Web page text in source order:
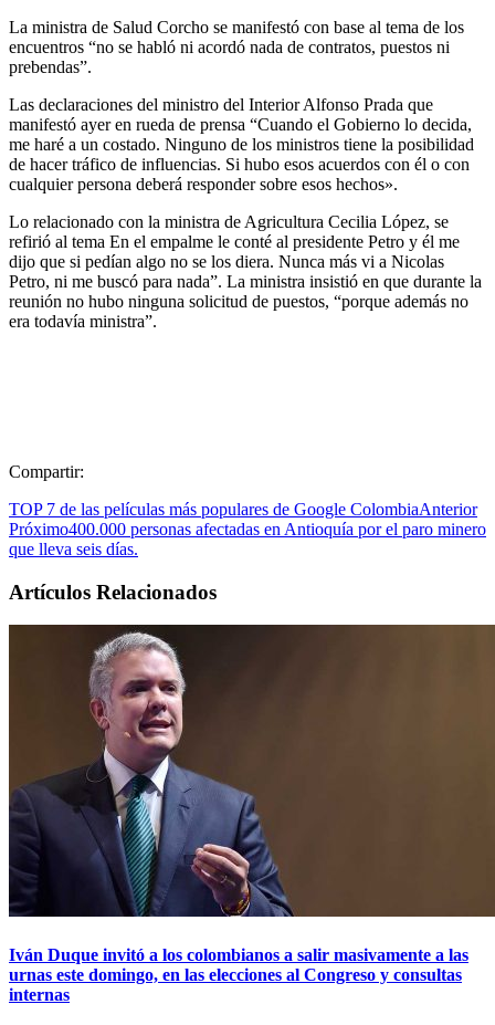
La ministra de Salud Corcho se manifestó con base al tema de los
encuentros “no se habló ni acordó nada de contratos, puestos ni
prebendas”.
Las declaraciones del ministro del Interior Alfonso Prada que
manifestó ayer en rueda de prensa “Cuando el Gobierno lo decida,
me haré a un costado. Ninguno de los ministros tiene la posibilidad
de hacer tráfico de influencias. Si hubo esos acuerdos con él o con
cualquier persona deberá responder sobre esos hechos».
Lo relacionado con la ministra de Agricultura Cecilia López, se
refirió al tema En el empalme le conté al presidente Petro y él me
dijo que si pedían algo no se los diera. Nunca más vi a Nicolas
Petro, ni me buscó para nada”. La ministra insistió en que durante la
reunión no hubo ninguna solicitud de puestos, “porque además no
era todavía ministra”.
Compartir:
TOP 7 de las películas más populares de Google ColombiaAnterior
Próximo400.000 personas afectadas en Antioquía por el paro minero
que lleva seis días.
Artículos Relacionados
Iván Duque invitó a los colombianos a salir masivamente a las
urnas este domingo, en las elecciones al Congreso y consultas
internas